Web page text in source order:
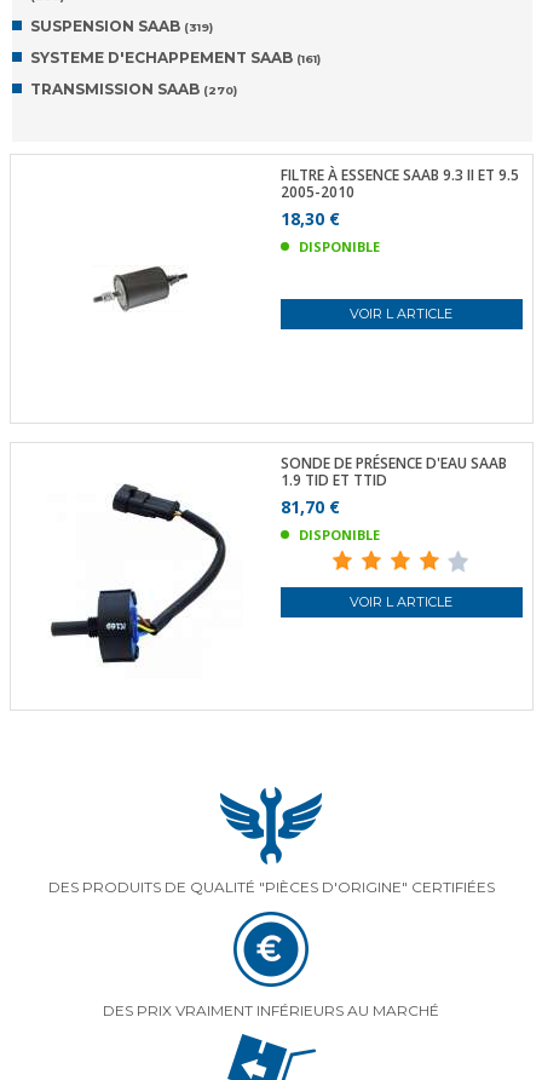
SUSPENSION SAAB (319)
SYSTEME D'ECHAPPEMENT SAAB (161)
TRANSMISSION SAAB (270)
FILTRE À ESSENCE SAAB 9.3 II ET 9.5
2005-2010
18,30 €
DISPONIBLE
VOIR L ARTICLE
SONDE DE PRÉSENCE D'EAU SAAB
1.9 TID ET TTID
81,70 €
DISPONIBLE
VOIR L ARTICLE
DES PRODUITS DE QUALITÉ "PIÈCES D'ORIGINE" CERTIFIÉES
DES PRIX VRAIMENT INFÉRIEURS AU MARCHÉ